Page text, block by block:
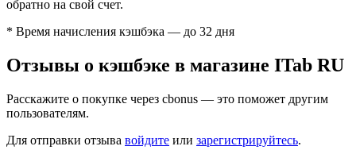
обратно на свой счет.
* Время начисления кэшбэка — до 32 дня
Отзывы о кэшбэке в магазине ITab RU
Расскажите о покупке через cbonus — это поможет другим
пользователям.
Для отправки отзыва войдите или зарегистрируйтесь.